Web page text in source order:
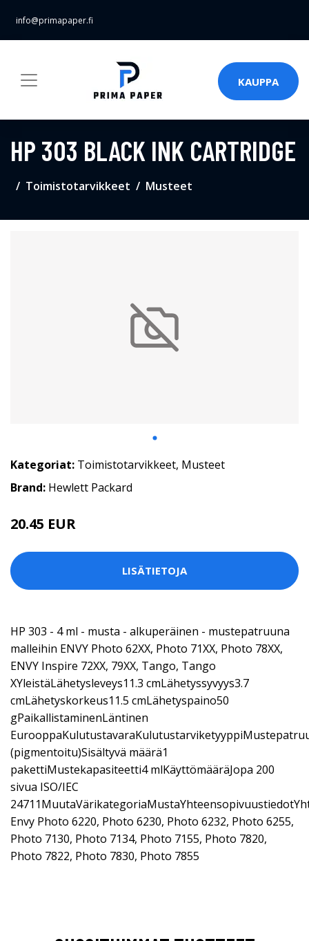
info@primapaper.fi
KAUPPA
HP 303 BLACK INK CARTRIDGE
Toimistotarvikkeet Musteet
Kategoriat: Toimistotarvikkeet, Musteet
Brand: Hewlett Packard
20.45 EUR
LISÄTIETOJA
HP 303 - 4 ml - musta - alkuperäinen - mustepatruuna
malleihin ENVY Photo 62XX, Photo 71XX, Photo 78XX,
ENVY Inspire 72XX, 79XX, Tango, Tango
XYleistäLähetysleveys11.3 cmLähetyssyvyys3.7
cmLähetyskorkeus11.5 cmLähetyspaino50
gPaikallistaminenLäntinen
(pigmentoitu)Sisältyvä määrä1
pakettiMustekapasiteetti4 mlKäyttömääräJopa 200
sivua ISO/IEC
Envy Photo 6220, Photo 6230, Photo 6232, Photo 6255,
Photo 7130, Photo 7134, Photo 7155, Photo 7820,
Photo 7822, Photo 7830, Photo 7855